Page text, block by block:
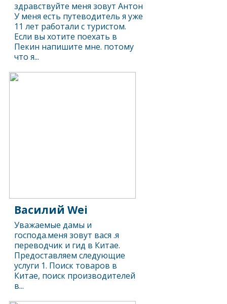
здравствуйте меня зовут Антон
У меня есть путеводитель я уже
11 лет работали с туристом.
Если вы хотите поехать в
Пекин напишите мне. потому
что я...
Василий Wei
Уважаемые дамы и
господа.меня зовут вася .я
переводчик и гид в Китае.
Предоставляем следующие
услуги 1. Поиск товаров в
Китае, поиск производителей
в...